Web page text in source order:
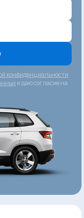
конфиденциальности
и даю согласие на